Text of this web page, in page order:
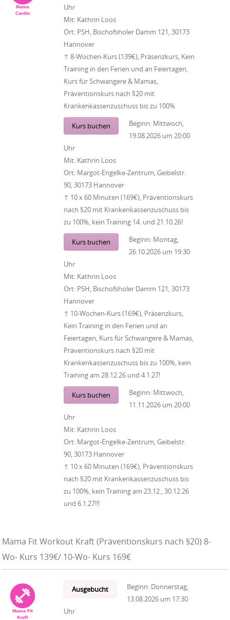
Uhr
Mit: Kathrin Loos
Ort: PSH, Bischofsholer Damm 121, 30173
Hannover
↑ 8-Wochen-Kurs (139€), Präsenzkurs, Kein
Training in den Ferien und an Feiertagen,
Kurs für Schwangere & Mamas,
Präventionskurs nach §20 mit
Krankenkassenzuschuss bis zu 100%
Kurs buchen Beginn: Mittwoch,
19.08.2026 um 20:00
Uhr
Mit: Kathrin Loos
Ort: Margot-Engelke-Zentrum, Geibelstr.
90, 30173 Hannover
↑ 10 x 60 Minuten (169€), Präventionskurs
nach §20 mit Krankenkassenzuschuss bis
zu 100%, kein Training 14. und 21.10.26!
Kurs buchen Beginn: Montag,
26.10.2026 um 19:30
Uhr
Mit: Kathrin Loos
Ort: PSH, Bischofsholer Damm 121, 30173
Hannover
↑ 10-Wochen-Kurs (169€), Präsenzkurs,
Kein Training in den Ferien und an
Feiertagen, Kurs für Schwangere & Mamas,
Präventionskurs nach §20 mit
Krankenkassenzuschuss bis zu 100%, kein
Training am 28.12.26 und 4.1.27!
Kurs buchen Beginn: Mittwoch,
11.11.2026 um 20:00
Uhr
Mit: Kathrin Loos
Ort: Margot-Engelke-Zentrum, Geibelstr.
90, 30173 Hannover
↑ 10 x 60 Minuten (169€), Präventionskurs
nach §20 mit Krankenkassenzuschuss bis
zu 100%, kein Training am 23.12., 30.12.26
und 6.1.27!!!
Mama Fit Workout Kraft (Präventionskurs nach §20) 8-
Wo- Kurs 139€/ 10-Wo- Kurs 169€
Ausgebucht Beginn: Donnerstag,
13.08.2026 um 17:30
Uhr